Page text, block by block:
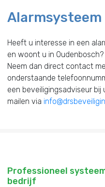
Alarmsysteem
Heeft u interesse in een
en woont u in Oudenbosch?
Neem dan direct contact
onderstaande
een beveiligingsadviseur bij
mailen via
Professioneel
bedrijf